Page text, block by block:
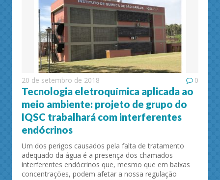
20 de setembro de 2018 0
Tecnologia eletroquímica aplicada ao
meio ambiente: projeto de grupo do
IQSC trabalhará com interferentes
endócrinos
Um dos perigos causados pela falta de tratamento
adequado da água é a presença dos chamados
interferentes endócrinos que, mesmo que em baixas
concentrações, podem afetar a nossa regulação